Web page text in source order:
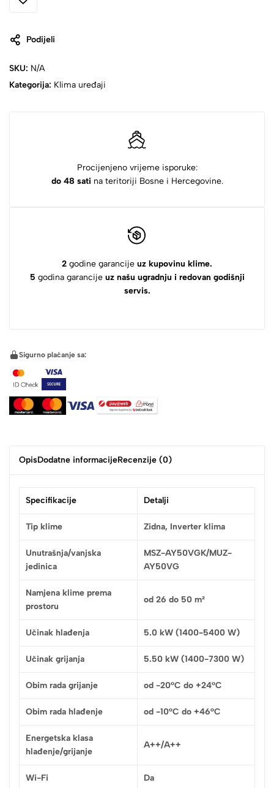
Podijeli
SKU: N/A
Kategorija: Klima uređaji
Procijenjeno vrijeme isporuke:
do 48 sati na teritoriji Bosne i Hercegovine.
2 godine garancije uz kupovinu klime.
5 godina garancije uz našu ugradnju i redovan godišnji
servis.
Sigurno plaćanje sa:
OpisDodatne informacijeRecenzije (0)
Specifikacije Detalji
Tip klime Zidna, Inverter klima
Unutrašnja/vanjska
jedinica
MSZ-AY50VGK/MUZ-
AY50VG
Namjena klime prema
prostoru
od 26 do 50 m²
Učinak hlađenja 5.0 kW (1400-5400 W)
Učinak grijanja 5.50 kW (1400-7300 W)
Obim rada grijanje od -20°C do +24°C
Obim rada hlađenje od -10°C do +46°C
Energetska klasa
hlađenje/grijanje
A++/A++
Wi-Fi Da